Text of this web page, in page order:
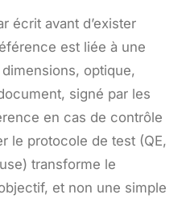
écrit avant d’exister
est liée à une
optique,
signé par les
en cas de contrôle
le protocole de test (QE,
transforme le
et non une simple